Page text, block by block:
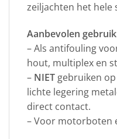
zeiljachten het hele
Aanbevolen
– Als antifouling
hout, multiplex en
– NIET gebruiken
lichte legering
direct contact.
– Voor motorboten